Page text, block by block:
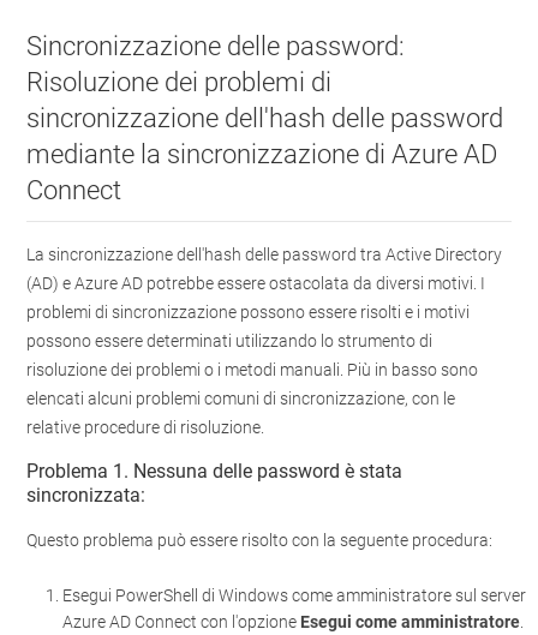
Sincronizzazione delle password:
Risoluzione dei problemi di
sincronizzazione dell'hash delle password
mediante la sincronizzazione di Azure AD
Connect
La sincronizzazione dell'hash delle password tra Active Directory
(AD) e Azure AD potrebbe essere ostacolata da diversi motivi. I
problemi di sincronizzazione possono essere risolti e i motivi
possono essere determinati utilizzando lo strumento di
risoluzione dei problemi o i metodi manuali. Più in basso sono
elencati alcuni problemi comuni di sincronizzazione, con le
relative procedure di risoluzione.
Problema 1. Nessuna delle password è stata
sincronizzata:
Questo problema può essere risolto con la seguente procedura:
Esegui PowerShell di Windows come amministratore sul server
Azure AD Connect con l'opzione Esegui come amministratore